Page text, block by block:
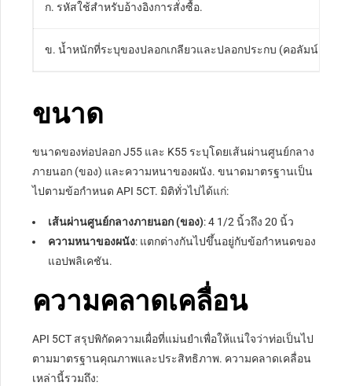
ก. รหัสใช้สำหรับอ้างอิงการสั่งซื้อ.
ข. น้ำหนักที่ระบุของปลอกเกลียวและปลอกประกบ (คอลัมน์ 2) แส
ขนาด
ขนาดของท่อปลอก J55 และ K55 ระบุโดยเส้นผ่านศูนย์กลาง
ภายนอก (ของ) และความหนาของผนัง. ขนาดมาตรฐานเป็น
ไปตามข้อกำหนด API 5CT. มิติทั่วไปได้แก่:
เส้นผ่านศูนย์กลางภายนอก (ของ): 4 1/2 นิ้วถึง 20 นิ้ว
ความหนาของผนัง: แตกต่างกันไปขึ้นอยู่กับข้อกำหนดของ
แอปพลิเคชัน.
ความคลาดเคลื่อน
API 5CT สรุปพิกัดความเผื่อที่แม่นยำเพื่อให้แน่ใจว่าท่อเป็นไป
ตามมาตรฐานคุณภาพและประสิทธิภาพ. ความคลาดเคลื่อน
เหล่านี้รวมถึง: